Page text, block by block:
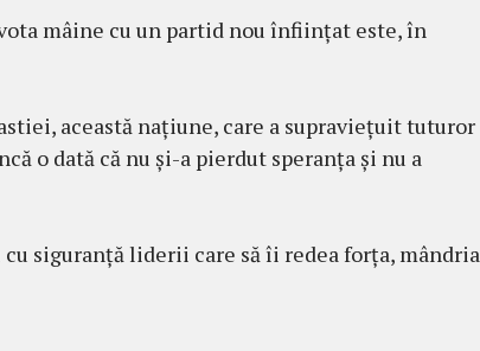
mâine cu un partid nou înființat este, în
această națiune, care a supraviețuit tuturor
o dată că nu și-a pierdut speranța și nu a
cu siguranță liderii care să îi redea forța, mândria